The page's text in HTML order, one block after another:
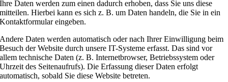
Ihre Daten werden zum einen dadurch erhoben, dass Sie uns diese
mitteilen. Hierbei kann es sich z. B. um Daten handeln, die Sie in ein
Kontaktformular eingeben.
Andere Daten werden automatisch oder nach Ihrer Einwilligung beim
Besuch der Website durch unsere IT-Systeme erfasst. Das sind vor
allem technische Daten (z. B. Internetbrowser, Betriebssystem oder
Uhrzeit des Seitenaufrufs). Die Erfassung dieser Daten erfolgt
automatisch, sobald Sie diese Website betreten.